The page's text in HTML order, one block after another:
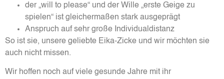
der „will to please“ und der Wille „erste Geige zu
spielen“ ist gleichermaßen stark ausgeprägt
Anspruch auf sehr große Individualdistanz
So ist sie, unsere geliebte Eika-Zicke und wir möchten sie
auch nicht missen.
Wir hoffen noch auf viele gesunde Jahre mit ihr